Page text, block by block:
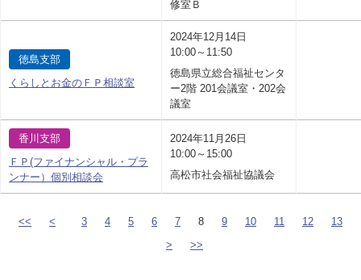
修室Ｂ
徳島支部
くらしとお金のＦＰ相談室
2024年12月14日
10:00～11:50
徳島県立総合福祉センタ
ー2階 201会議室・202会
議室
香川支部
ＦＰ(ファイナンシャル・プラ
ンナー）個別相談会
2024年11月26日
10:00～15:00
高松市社会福祉協議会
<< < 3 4 5 6 7 8 9 10 11 12
13
>
>>